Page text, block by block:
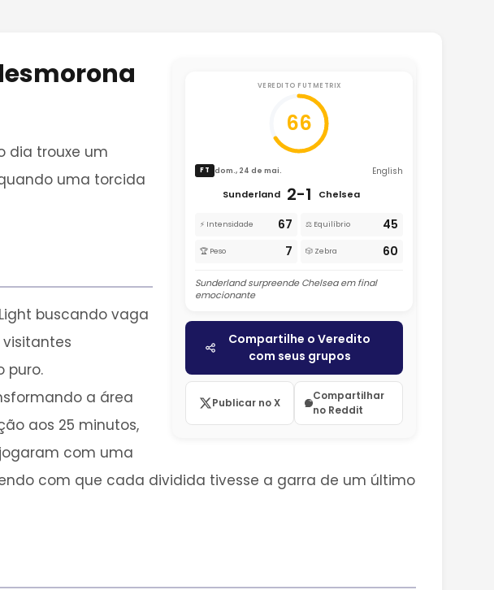
VEREDITO FUTMETRIX
66
FT dom., 24 de mai. English
Sunderland 2-1 Chelsea
⚡ Intensidade 67 ⚖️ Equilíbrio 45
🏆 Peso 7 🎲 Zebra 60
Sunderland surpreende Chelsea em final
emocionante
Compartilhe o Veredito
com seus grupos
Publicar no X
Compartilhar
no Reddit
dia trouxe um
uma torcida
buscando vaga
puro.
a área
aos 25 minutos,
com uma
com que cada dividida tivesse a garra de um último